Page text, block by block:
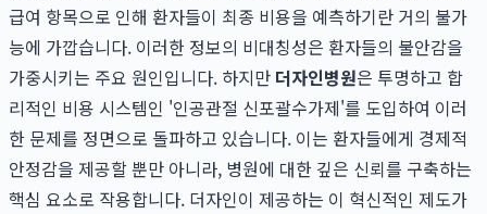
급여 항목으로 인해 환자들이 최종 비용을 예측하기란 거의 불가
능에 가깝습니다. 이러한 정보의 비대칭성은 환자들의 불안감을
가중시키는 주요 원인입니다. 하지만 더자인병원은 투명하고 합
리적인 비용 시스템인 '인공관절 신포괄수가제'를 도입하여 이러
한 문제를 정면으로 돌파하고 있습니다. 이는 환자들에게 경제적
안정감을 제공할 뿐만 아니라, 병원에 대한 깊은 신뢰를 구축하는
핵심 요소로 작용합니다. 더자인이 제공하는 이 혁신적인 제도가